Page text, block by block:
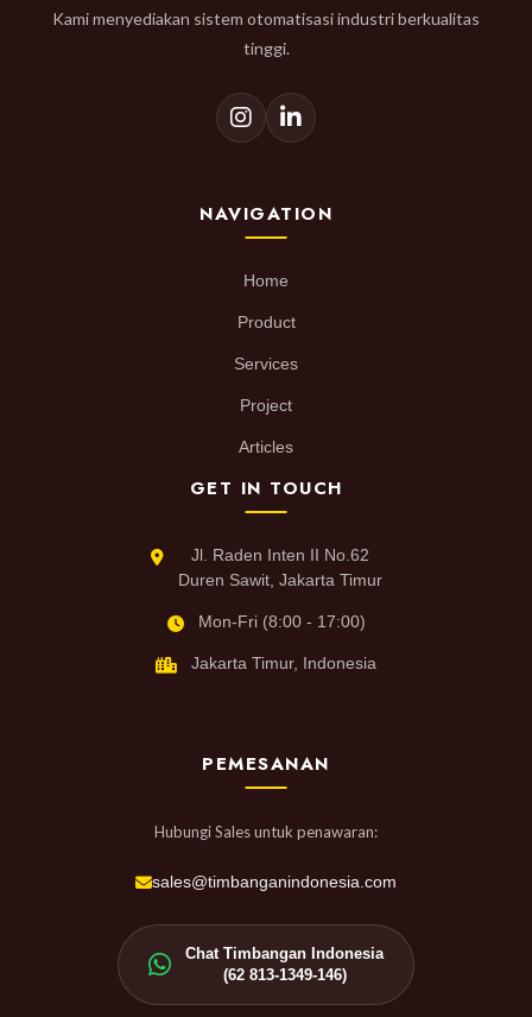
Kami menyediakan sistem otomatisasi industri berkualitas
tinggi.
NAVIGATION
Home
Product
Services
Project
Articles
GET IN TOUCH
Jl. Raden Inten II No.62
Duren Sawit, Jakarta Timur
Mon-Fri (8:00 - 17:00)
Jakarta Timur, Indonesia
PEMESANAN
Hubungi Sales untuk penawaran:
sales@timbanganindonesia.com
Chat Timbangan Indonesia
(62 813-1349-146)